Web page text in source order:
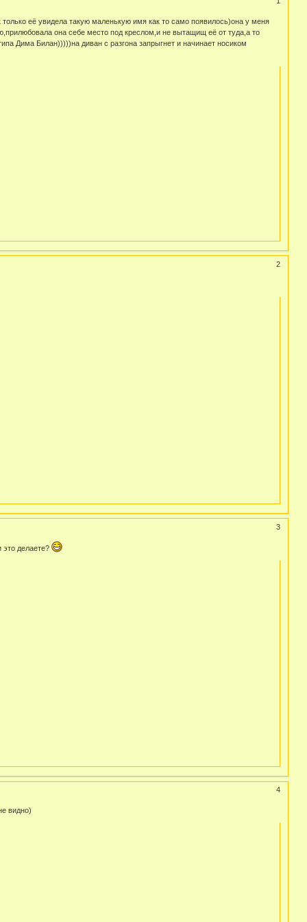
её увидела такую маленькую имя как то само появилось)она у меня
она себе место под креслом,и не вытащищ её от туда,а то
Дима Билан)))))на диван с разгона запрыгнет и начинает носиком
2
3
делаете?
4
видно)